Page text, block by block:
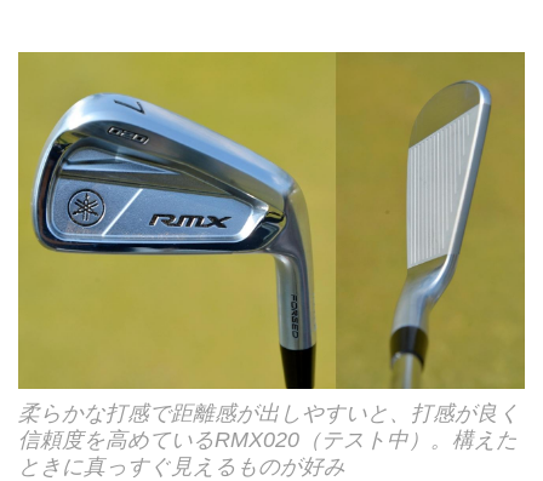
柔らかな打感で距離感が出しやすいと、打感が良く
信頼度を高めているRMX020（テスト中）。構えた
ときに真っすぐ見えるものが好み